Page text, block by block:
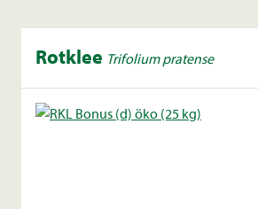
Rotklee Trifolium pratense